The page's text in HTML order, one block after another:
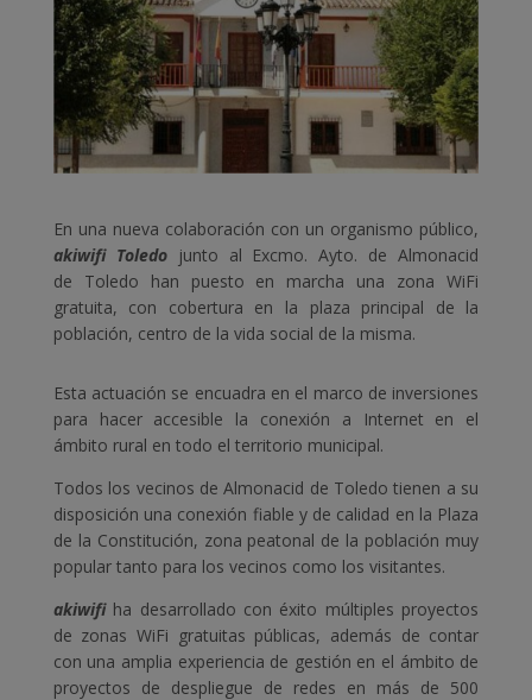
En una nueva colaboración con un organismo público,
akiwifi Toledojunto al Excmo. Ayto. de Almonacid
de Toledo han puesto en marcha una zona WiFi
gratuita, con cobertura en la plaza principal de la
población, centro de la vida social de la misma.
Esta actuación se encuadra en el marco de inversiones
para hacer accesible la conexión a Internet en el
ámbito rural en todo el territorio municipal.
Todos los vecinos de Almonacid de Toledo tienen a su
disposición una conexión fiable y de calidad en la Plaza
de la Constitución, zona peatonal de la población muy
popular tanto para los vecinos como los visitantes.
akiwifiha desarrollado con éxito múltiples proyectos
de zonas WiFi gratuitas públicas, además de contar
con una amplia experiencia de gestión en el ámbito de
proyectos de despliegue de redes en más de 500